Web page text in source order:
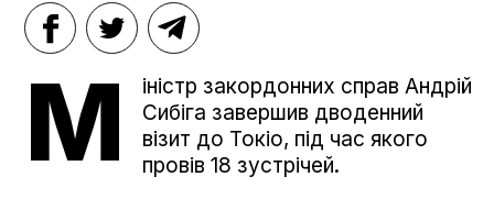
М
іністр закордонних справ Андрій
Сибіга завершив дводенний
візит до Токіо, під час якого
провів 18 зустрічей.